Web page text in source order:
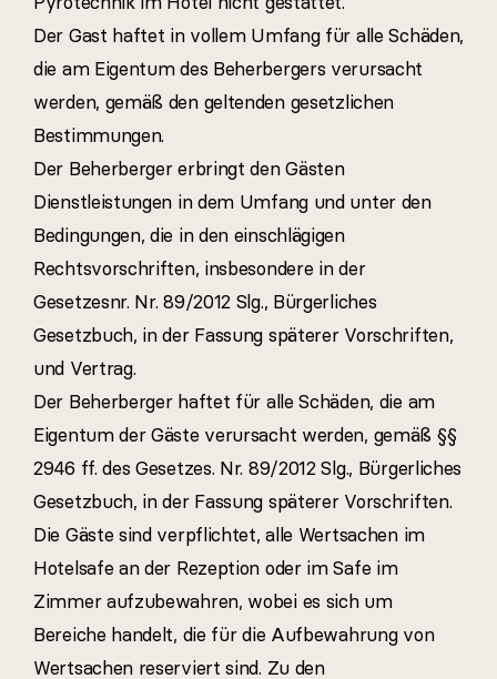
Der Gast haftet in vollem Umfang für alle Schäden,
die am Eigentum des Beherbergers verursacht
werden, gemäß den geltenden gesetzlichen
Bestimmungen.
Der Beherberger erbringt den Gästen
Dienstleistungen in dem Umfang und unter den
Bedingungen, die in den einschlägigen
Rechtsvorschriften, insbesondere in der
Gesetzesnr. Nr. 89/2012 Slg., Bürgerliches
Gesetzbuch, in der Fassung späterer Vorschriften,
und Vertrag.
Der Beherberger haftet für alle Schäden, die am
Eigentum der Gäste verursacht werden, gemäß §§
2946 ff. des Gesetzes. Nr. 89/2012 Slg., Bürgerliches
Gesetzbuch, in der Fassung späterer Vorschriften.
Die Gäste sind verpflichtet, alle Wertsachen im
Hotelsafe an der Rezeption oder im Safe im
Zimmer aufzubewahren, wobei es sich um
Bereiche handelt, die für die Aufbewahrung von
Wertsachen reserviert sind. Zu den